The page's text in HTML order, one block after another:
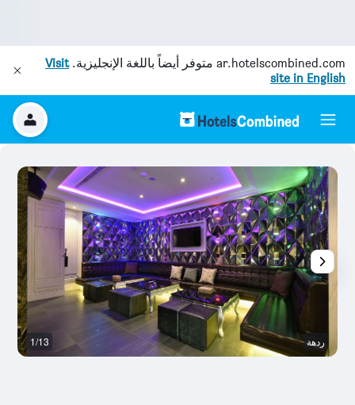
ar.hotelscombined.com متوفر أيضاً باللغة الإنجليزية.Visit
site in English
ردهة 1/13